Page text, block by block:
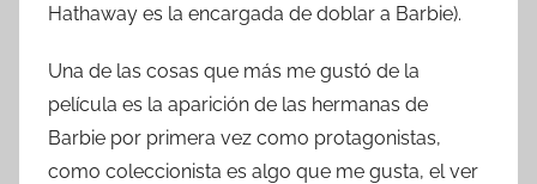
Hathaway es la encargada de doblar a Barbie).
Una de las cosas que más me gustó de la
película es la aparición de las hermanas de
Barbie por primera vez como protagonistas,
como coleccionista es algo que me gusta, el ver